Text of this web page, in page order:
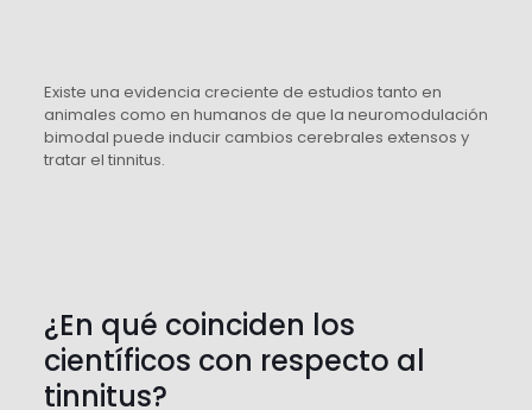
Existe una evidencia creciente de estudios tanto en
animales como en humanos de que la neuromodulación
bimodal puede inducir cambios cerebrales extensos y
tratar el tinnitus.
¿En qué coinciden los
científicos con respecto al
tinnitus?